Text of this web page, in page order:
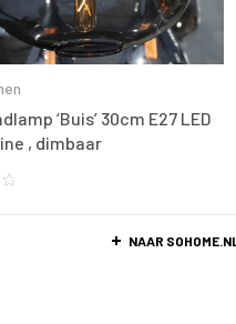
‘Buis’ 30cm E27 LED
, dimbaar
NAAR SOHOME.NL